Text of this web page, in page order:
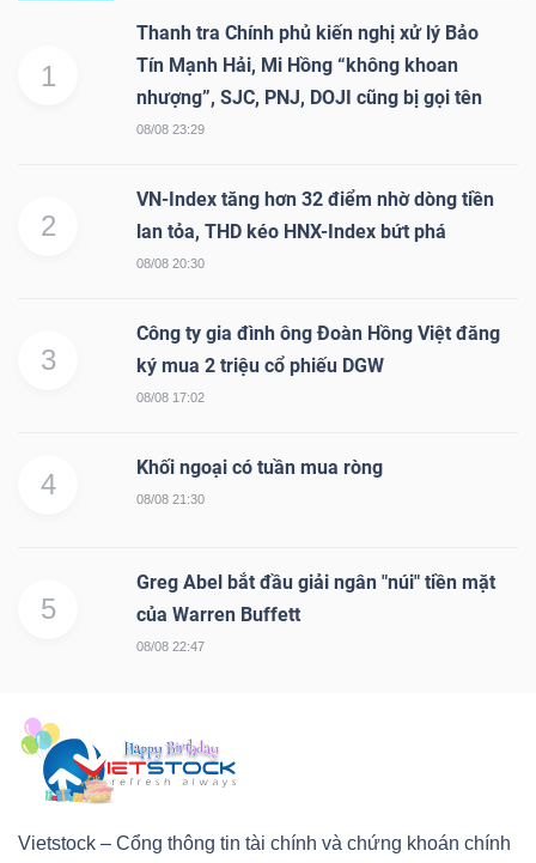
1
Thanh tra Chính phủ kiến nghị xử lý Bảo
Tín Mạnh Hải, Mi Hồng “không khoan
nhượng”, SJC, PNJ, DOJI cũng bị gọi tên
08/08 23:29
2
VN-Index tăng hơn 32 điểm nhờ dòng tiền
lan tỏa, THD kéo HNX-Index bứt phá
08/08 20:30
3
Công ty gia đình ông Đoàn Hồng Việt đăng
ký mua 2 triệu cổ phiếu DGW
08/08 17:02
4
Khối ngoại có tuần mua ròng
08/08 21:30
5
Greg Abel bắt đầu giải ngân "núi" tiền mặt
của Warren Buffett
08/08 22:47
Vietstock – Cổng thông tin tài chính và chứng khoán chính